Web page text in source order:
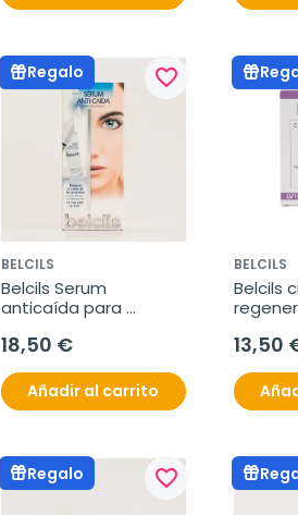
Regalo favorite_border
BELCILS
Belcils Serum
anticaída para
18,50 €
Añadir al carrito
BELCILS
Belcils
ml
13,50
Regalo favorite_border